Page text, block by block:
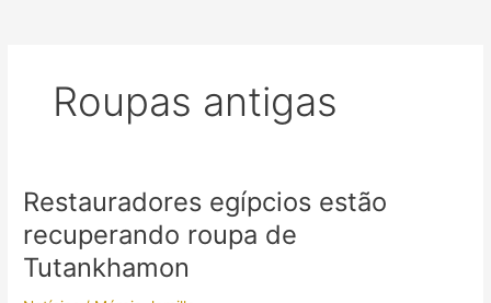
Roupas antigas
Restauradores egípcios estão
recuperando roupa de
Tutankhamon